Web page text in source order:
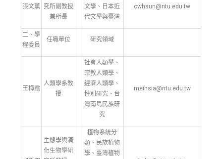
張文薰 究所副教授
兼所長
文學、日本近
代文學與臺灣
cwhsun@ntu.edu.tw
二、學
程委員
任職單位 研究領域
王梅霞
人類學系教
授
社會人類學、
宗教人類學、
經濟人類學、
性別研究、台
灣南島民族研
究
meihsia@ntu.edu.tw
生態學與演
化生物學研
植物系統分
類、民族植物
學、臺灣植物